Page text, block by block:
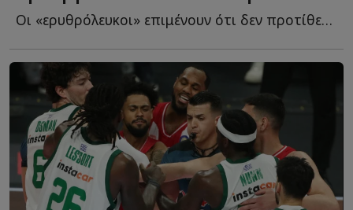
Οι «ερυθρόλευκοι» επιμένουν ότι δεν προτίθενται να α...